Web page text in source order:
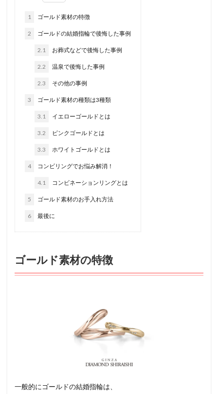
1 ゴールド素材の特徴
2 ゴールドの結婚指輪で後悔した事例
2.1 お葬式などで後悔した事例
2.2 温泉で後悔した事例
2.3 その他の事例
3 ゴールド素材の種類は3種類
3.1 イエローゴールドとは
3.2 ピンクゴールドとは
3.3 ホワイトゴールドとは
4 コンビリングでお悩み解消！
4.1 コンビネーションリングとは
5 ゴールド素材のお手入れ方法
6 最後に
ゴールド素材の特徴
一般的にゴールドの結婚指輪は、